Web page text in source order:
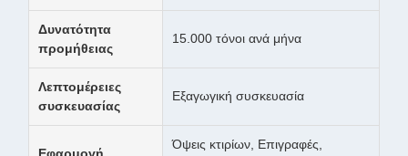
Δυνατότητα
προμήθειας
15.000 τόνοι ανά μήνα
Λεπτομέρειες
συσκευασίας
Εξαγωγική συσκευασία
Όψεις κτιρίων, Επιγραφές,